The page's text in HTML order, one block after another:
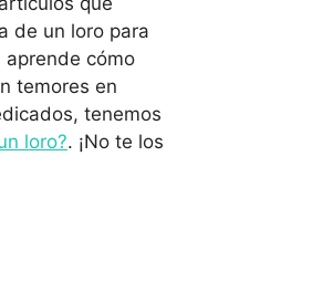
de un loro para
aprende cómo
temores en
tenemos
loro?. ¡No te los